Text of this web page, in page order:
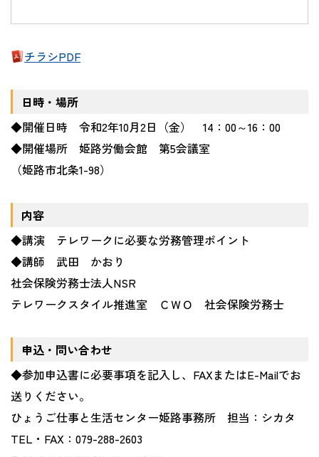
チラシPDF
日時・場所
◆開催日時 令和2年10月2日（金） 14：00～16：00
◆開催場所 姫路労働会館 第5会議室
（姫路市北条1-98）
内容
◆講演 テレワークに必要な労務管理ポイント
◆講師 武田 かおり
社会保険労務士法人NSR
テレワークスタイル推進室 ＣＷＯ 社会保険労務士
申込・問い合わせ
◆参加申込書に必要事項を記入し、FAXまたはE-Mailでお
送りください。
ひょうご仕事と生活センター姫路事務所 担当：シカタ
TEL・FAX：079-288-2603